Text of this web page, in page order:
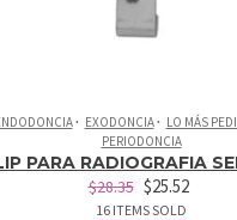
EXODONCIA LO MÁS
PERIODONCIA
PARA RADIOGRAFIA
$28.35 $25.52
16 ITEMS SOLD